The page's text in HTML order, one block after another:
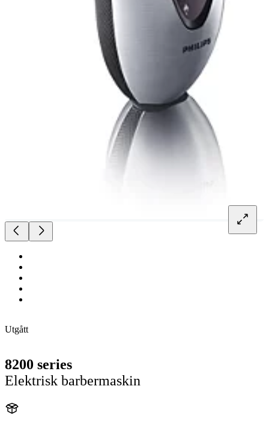
Utgått
8200 series
Elektrisk barbermaskin